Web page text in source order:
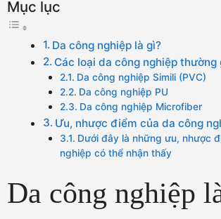
Mục lục
Da công nghiệp là gì?
Các loại da công nghiệp thường
Da công nghiệp Simili (PVC)
Da công nghiệp PU
Da công nghiệp Microfiber
Ưu, nhược điểm của da công
Dưới đây là những ưu, nhược
nghiệp có thể nhận thấy
Da công nghiệp